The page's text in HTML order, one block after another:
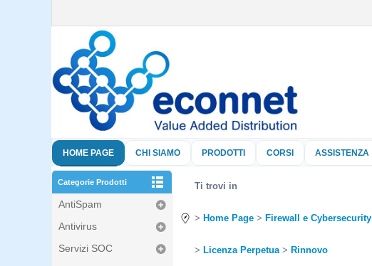
HOME PAGE CHI SIAMO PRODOTTI CORSI ASSISTENZA
Categorie Prodotti
AntiSpam
Antivirus
Servizi SOC
Ti trovi in
Home Page Firewall e Cybersecurity
Licenza Perpetua Rinnovo